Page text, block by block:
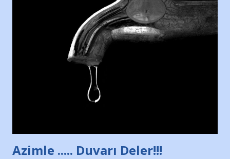
Nesrin’in Hikayesi’ne başlıyorum… 1964 Adana Yüzme
havuzunun kenarında 7 yaşında kara kuru bir kız çocuğu
duruyor. Havuzun içinde Adana Demirspor Kulübü
yüzücüleri. Erkekler çoğunlukta. Küçük kız etrafına bakıyor.
Sadece 4 kız çocuğu var. Nesrin, Adana Demirspor’un 4
kızından biri oluyor o gün…Giriyor havuza. 1973 – 1975
Adana Nesrin, 16 yaşında. Yüzüyor. 7 yaşında girdiği
Türkiye 3.lüğü var. 17 yaşında mar...
Azimle ..... Duvarı Deler!!!